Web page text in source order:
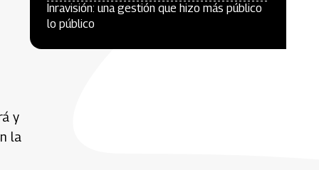
y
la
Inravisión: una gestión que hizo más público
lo público